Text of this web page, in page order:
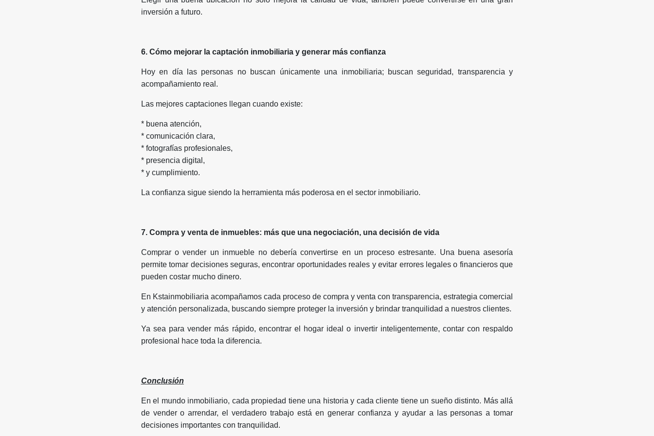
inversión a futuro.
6. Cómo mejorar la captación inmobiliaria y generar más confianza
Hoy en día las personas no buscan únicamente una inmobiliaria; buscan seguridad, transparencia y
acompañamiento real.
Las mejores captaciones llegan cuando existe:
* buena atención,
* comunicación clara,
* fotografías profesionales,
* presencia digital,
* y cumplimiento.
La confianza sigue siendo la herramienta más poderosa en el sector inmobiliario.
7. Compra y venta de inmuebles: más que una negociación, una decisión de vida
Comprar o vender un inmueble no debería convertirse en un proceso estresante. Una buena asesoría
permite tomar decisiones seguras, encontrar oportunidades reales y evitar errores legales o financieros que
pueden costar mucho dinero.
En Kstainmobiliaria acompañamos cada proceso de compra y venta con transparencia, estrategia comercial
y atención personalizada, buscando siempre proteger la inversión y brindar tranquilidad a nuestros clientes.
Ya sea para vender más rápido, encontrar el hogar ideal o invertir inteligentemente, contar con respaldo
profesional hace toda la diferencia.
Conclusión
En el mundo inmobiliario, cada propiedad tiene una historia y cada cliente tiene un sueño distinto. Más allá
de vender o arrendar, el verdadero trabajo está en generar confianza y ayudar a las personas a tomar
decisiones importantes con tranquilidad.